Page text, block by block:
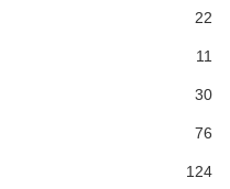
22
11
30
76
124